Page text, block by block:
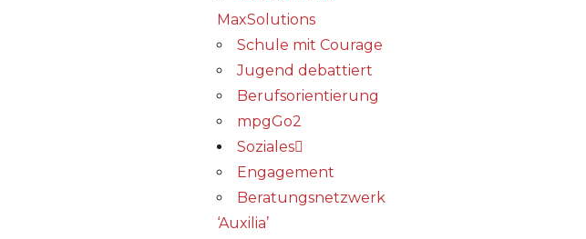
MaxSolutions
Schule mit Courage
Jugend debattiert
Berufsorientierung
mpgGo2
Soziales
Engagement
Beratungsnetzwerk
‘Auxilia’